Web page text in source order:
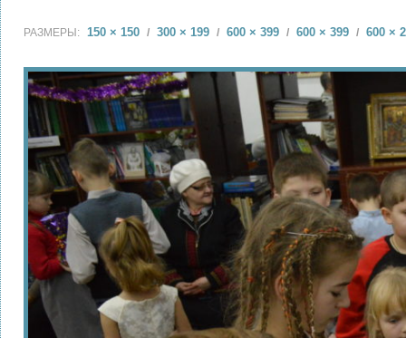
РАЗМЕРЫ: 150 × 150 / 300 × 199 / 600 × 399 / 600 × 399 / 600 ×